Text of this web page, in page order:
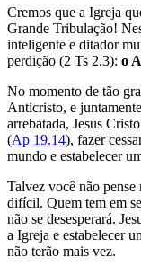
Cremos que a Igreja
Grande Tribulação!
inteligente e ditador
perdição (2 Ts 2.3): o
No momento de tão
Anticristo, e
arrebatada, Jesus
(Ap 19.14), fazer
mundo e estabelecer
Talvez você não
difícil. Quem tem em
não se desesperará.
a Igreja e estabelecer
não terão mais vez.